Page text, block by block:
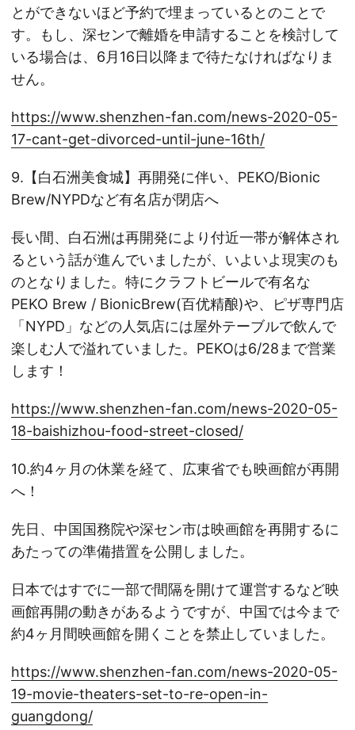
とができないほど予約で埋まっているとのことで
す。もし、深センで離婚を申請することを検討して
いる場合は、6月16日以降まで待たなければなりま
せん。
https://www.shenzhen-fan.com/news-2020-05-
17-cant-get-divorced-until-june-16th/
9.【白石洲美食城】再開発に伴い、PEKO/Bionic
Brew/NYPDなど有名店が閉店へ
長い間、白石洲は再開発により付近一帯が解体され
るという話が進んでいましたが、いよいよ現実のも
のとなりました。特にクラフトビールで有名な
PEKO Brew / BionicBrew(百优精酿)や、ピザ専門店
「NYPD」などの人気店には屋外テーブルで飲んで
楽しむ人で溢れていました。PEKOは6/28まで営業
します！
https://www.shenzhen-fan.com/news-2020-05-
18-baishizhou-food-street-closed/
10.約4ヶ月の休業を経て、広東省でも映画館が再開
へ！
先日、中国国務院や深セン市は映画館を再開するに
あたっての準備措置を公開しました。
日本ではすでに一部で間隔を開けて運営するなど映
画館再開の動きがあるようですが、中国では今まで
約4ヶ月間映画館を開くことを禁止していました。
https://www.shenzhen-fan.com/news-2020-05-
19-movie-theaters-set-to-re-open-in-
guangdong/